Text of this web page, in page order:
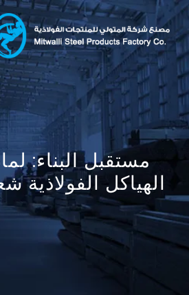
مستقبل البناء:
الهياكل الفولاذية